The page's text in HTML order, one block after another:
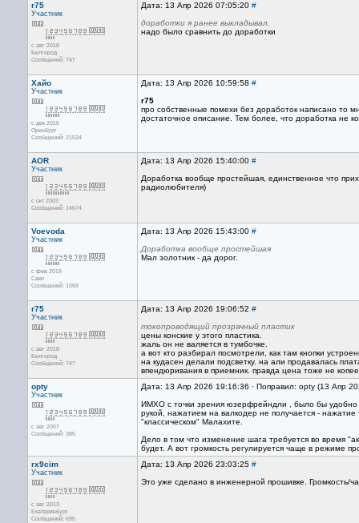
r75
Участник
с авг 2018
Белгород
Сообщений: 747
Дата: 13 Апр 2026 07:05:20 #
доработки я ранее выкладывал.
надо было сравнить до доработки
Хайо
Участник
с дек 2015
Оренбург
Сообщений: 21534
Дата: 13 Апр 2026 10:59:58 #
r75
про собственные помехи без доработок написано то
достаточное описание. Тем более, что доработка не
AOR
Участник
с окт 2003
Сообщений: 14674
Дата: 13 Апр 2026 15:40:00 #
Доработка вообще простейшая, единственное что
радиолюбителя)
Voevoda
Участник
с фев 2019
Саки
Сообщений: 1059
Дата: 13 Апр 2026 15:43:00 #
Доработка вообще простейшая
Мал золотник - да дорог.
r75
Участник
с авг 2018
Белгород
Сообщений: 747
Дата: 13 Апр 2026 19:06:52 #
токопроводящий прозрачный пластик
цены конские у этого пластика.
жаль он не валяется в тумбочке.
а вот кто разбирал посмотрели, как там кнопки
на кудасен делали подсветку. на али продавалась
впендюривания в приемник. правда цена тоже не
opty
Участник
с авг 2007
Сообщений: 385
Дата: 13 Апр 2026 19:16:36 · Поправил: opty (13 Апр
ИМХО с точки зрения юзерфрейндли , было бы удобно
рукой, нажатием на валкодер не получается -
"классическом" Малахите.
Дело в том что изменение шага требуется во время
будет. А вот громкость регулируется чаще в режиме
rx9cim
Участник
с авг 2013
Екатеринбург
Сообщений: 695
Дата: 13 Апр 2026 23:03:25 #
Это уже сделано в инженерной прошивке. Громкость/